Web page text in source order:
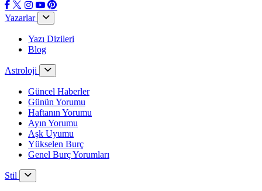
Yazarlar
Yazı Dizileri
Blog
Astroloji
Güncel Haberler
Günün Yorumu
Haftanın Yorumu
Ayın Yorumu
Aşk Uyumu
Yükselen Burç
Genel Burç Yorumları
Stil